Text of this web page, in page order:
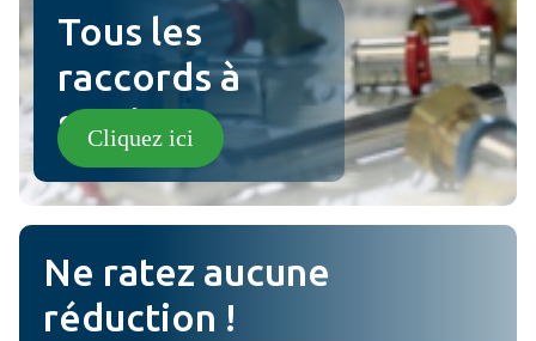
Tous les
raccords à
sertir !
Cliquez ici
Ne ratez aucune
réduction !